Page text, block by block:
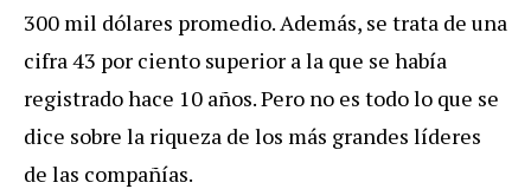
300 mil dólares promedio. Además, se trata de una
cifra 43 por ciento superior a la que se había
registrado hace 10 años. Pero no es todo lo que se
dice sobre la riqueza de los más grandes líderes
de las compañías.